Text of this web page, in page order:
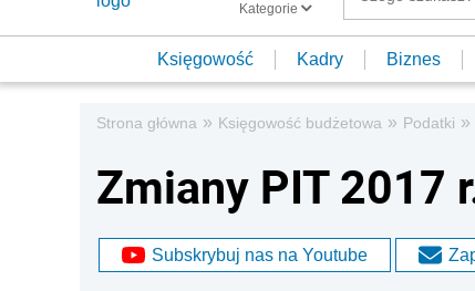
Kategorie
Księgowość Kadry Biznes
Strona główna » Księgowość budżetowa » Podatki »
Zmiany PIT 2017
Subskrybuj nas na Youtube